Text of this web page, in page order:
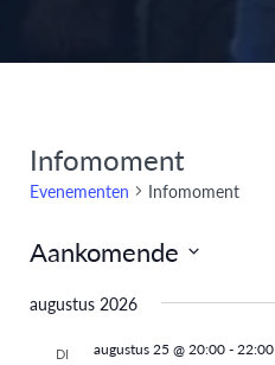
Infomoment
Evenementen Infomoment
Aankomende
een
datum.
augustus 2026
DI augustus 25 @ 20:00-22:00